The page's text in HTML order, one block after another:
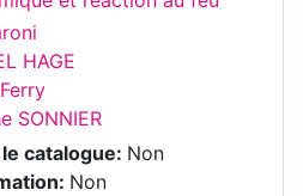
HAGE
SONNIER
catalogue: Non
: Non